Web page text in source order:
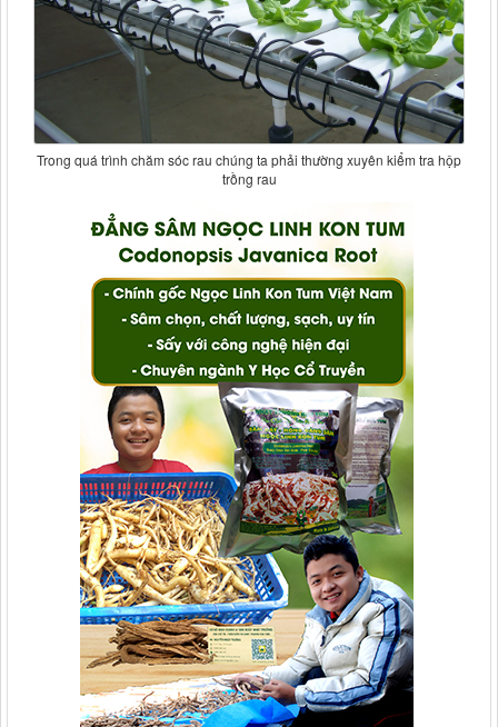
Trong quá trình chăm sóc rau chúng ta phải thường xuyên kiểm tra hộp
trồng rau